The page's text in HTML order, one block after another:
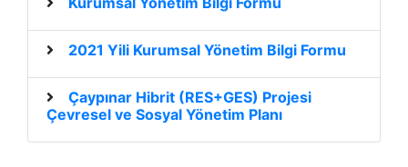
2021 Yili Kurumsal Yönetim Bilgi Formu
Çaypınar Hibrit (RES+GES) Projesi
Çevresel ve Sosyal Yönetim Planı